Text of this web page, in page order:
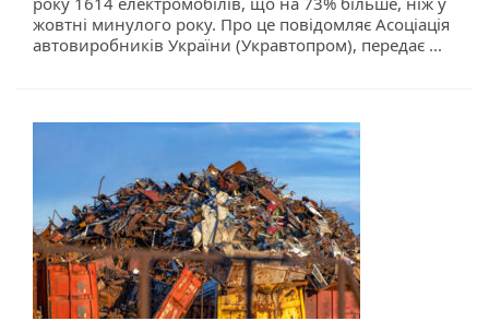
жовтні минулого року. Про це повідомляє Асоціація
автовиробників України (Укравтопром), передає ...